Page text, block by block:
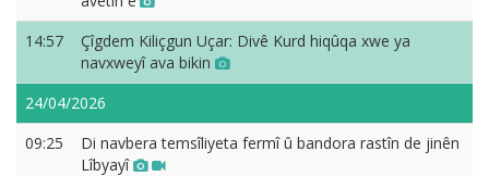
14:57
Çîgdem Kiliçgun Uçar: Divê Kurd hiqûqa xwe ya
navxweyî ava bikin
24/04/2026
09:25
Di navbera temsîliyeta fermî û bandora rastîn de jinên
Lîbyayî